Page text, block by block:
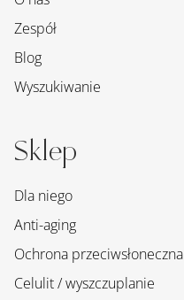
Sklep
Dla niego
Anti-aging
Ochrona przeciwsłoneczna
Celulit / wyszczuplanie
Zespół
Blog
Wyszukiwanie